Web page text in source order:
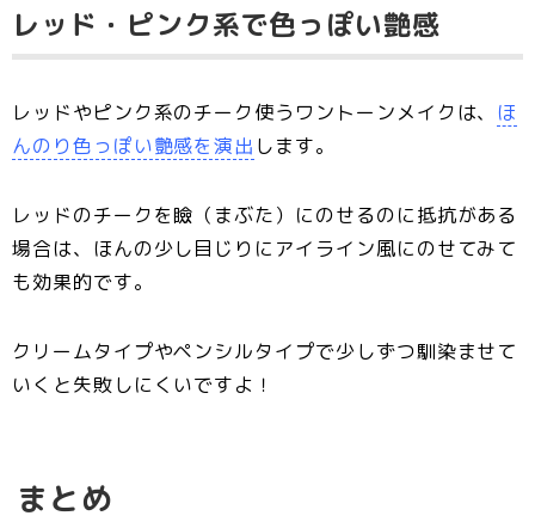
レッド・ピンク系で色っぽい艶感
レッドやピンク系のチーク使うワントーンメイクは、 ほ
んのり色っぽい艶感を演出 します。
レッドのチークを瞼（まぶた）にのせるのに抵抗がある
場合は、ほんの少し目じりにアイライン風にのせてみて
も効果的です。
クリームタイプやペンシルタイプで少しずつ馴染ませて
いくと失敗しにくいですよ！
まとめ